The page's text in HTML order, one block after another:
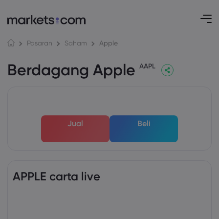
Pasaran Saham Apple
Berdagang Apple AAPL
Jual Beli
APPLE carta live